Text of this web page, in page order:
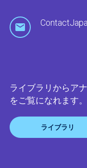
ライブラリからア
をご覧になれます。
ライブラリ